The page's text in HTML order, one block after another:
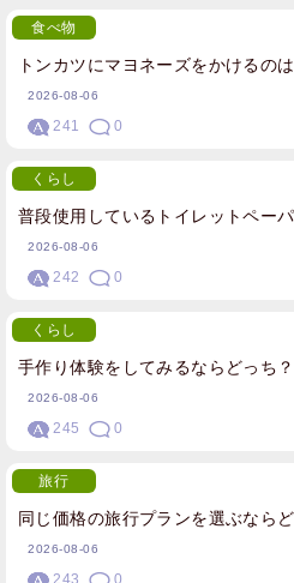
トンカツにマヨネーズをかけるの
食べ物
2026-08-06
241 0
普段使用しているトイレットペー
くらし
2026-08-06
242 0
手作り体験をしてみるならどっち？
くらし
2026-08-06
245 0
同じ価格の旅行プランを選ぶなら
旅行
2026-08-06
243 0